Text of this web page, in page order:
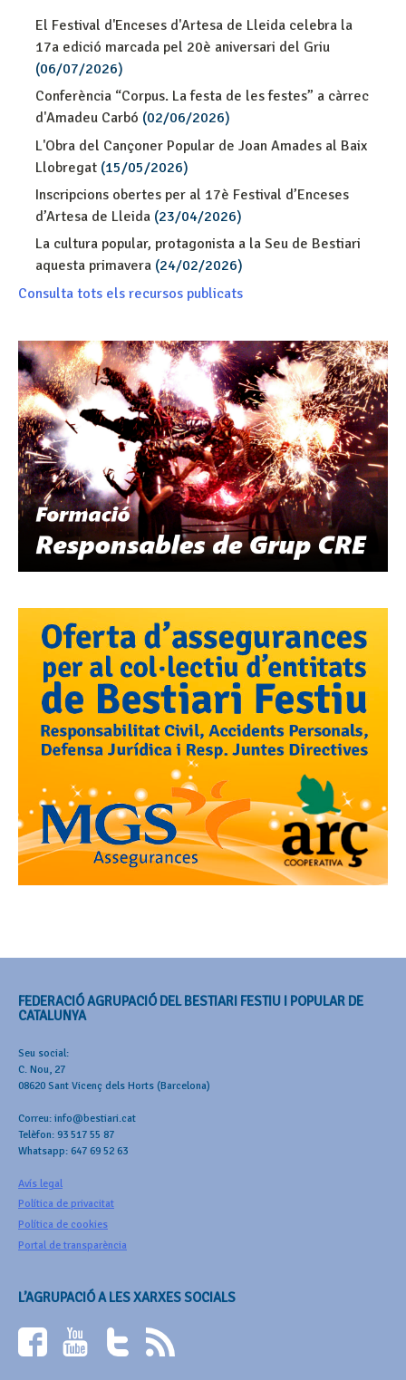
El Festival d'Enceses d'Artesa de Lleida celebra la
17a edició marcada pel 20è aniversari del Griu
(06/07/2026)
Conferència “Corpus. La festa de les festes” a càrrec
d'Amadeu Carbó (02/06/2026)
L'Obra del Cançoner Popular de Joan Amades al Baix
Llobregat (15/05/2026)
Inscripcions obertes per al 17è Festival d’Enceses
d’Artesa de Lleida (23/04/2026)
La cultura popular, protagonista a la Seu de Bestiari
aquesta primavera (24/02/2026)
Consulta tots els recursos publicats
FEDERACIÓ AGRUPACIÓ DEL BESTIARI FESTIU I POPULAR DE
CATALUNYA
Seu social:
C. Nou, 27
08620 Sant Vicenç dels Horts (Barcelona)
Correu: info@bestiari.cat
Telèfon: 93 517 55 87
Whatsapp: 647 69 52 63
Avís legal
Política de privacitat
Política de cookies
Portal de transparència
L’AGRUPACIÓ A LES XARXES SOCIALS